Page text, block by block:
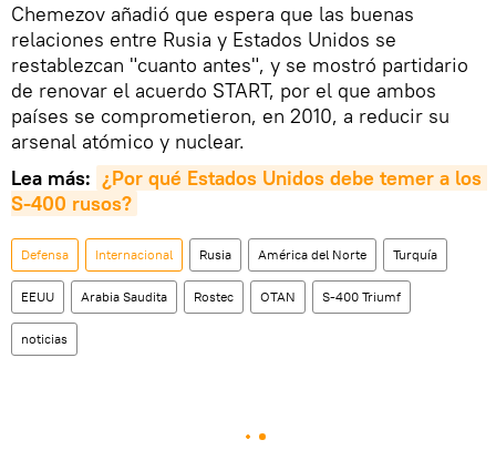
Chemezov añadió que espera que las buenas
relaciones entre Rusia y Estados Unidos se
restablezcan "cuanto antes", y se mostró partidario
de renovar el acuerdo START, por el que ambos
países se comprometieron, en 2010, a reducir su
arsenal atómico y nuclear.
Lea más: ¿Por qué Estados Unidos debe temer a los
S-400 rusos?
Defensa Internacional Rusia América del Norte Turquía
EEUU Arabia Saudita Rostec OTAN S-400 Triumf
noticias